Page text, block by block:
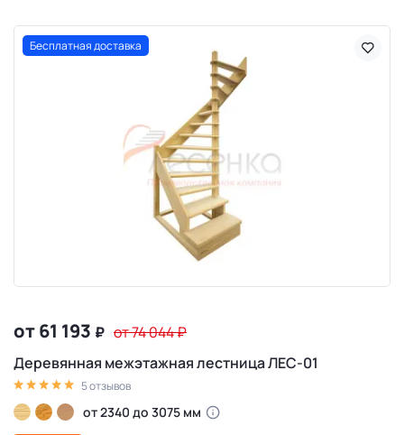
Бесплатная доставка
от 61 193 ₽ от 74 044₽
Деревянная межэтажная лестница ЛЕС-01
5 отзывов
от 2340 до 3075 мм